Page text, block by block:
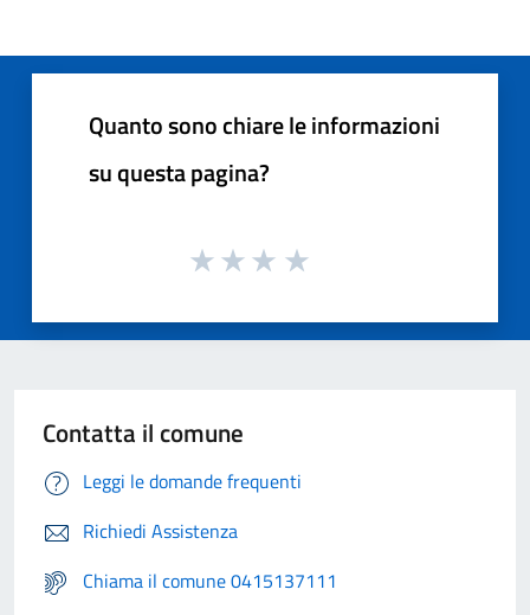
Quanto sono chiare le informazioni
su questa pagina?
Contatta il comune
Leggi le domande frequenti
Richiedi Assistenza
Chiama il comune 0415137111